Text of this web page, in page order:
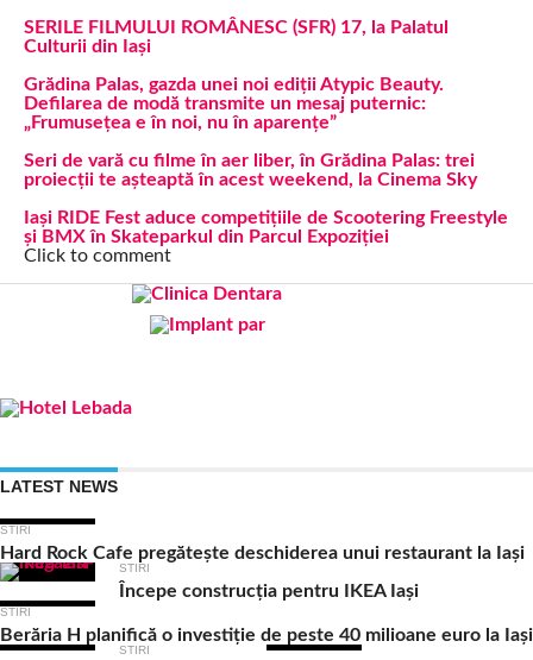
SERILE FILMULUI ROMÂNESC (SFR) 17, la Palatul
Culturii din Iași
Grădina Palas, gazda unei noi ediții Atypic Beauty.
Defilarea de modă transmite un mesaj puternic:
„Frumusețea e în noi, nu în aparențe”
Seri de vară cu filme în aer liber, în Grădina Palas: trei
proiecții te așteaptă în acest weekend, la Cinema Sky
Iași RIDE Fest aduce competițiile de Scootering Freestyle
și BMX în Skateparkul din Parcul Expoziției
Click to comment
LATEST NEWS
STIRI
Hard Rock Cafe pregătește deschiderea unui restaurant la Iași
STIRI
Începe construcția pentru IKEA Iași
STIRI
Berăria H planifică o investiție de peste 40 milioane euro la Iași
STIRI